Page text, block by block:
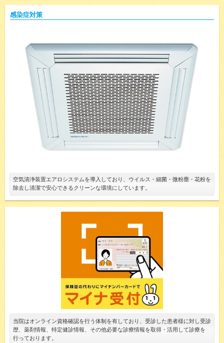
感染症対策
空気清浄装置エアロシステムを導入しており、ウイルス・細菌・微粉塵・花粉を
除去し清潔で安心できるクリーンな環境にしています。
当院はオンライン資格確認を行う体制を有しており、受診した患者様に対し受診
歴、薬剤情報、特定健診情報、その他必要な診療情報を取得・活用して診療を
行っております。